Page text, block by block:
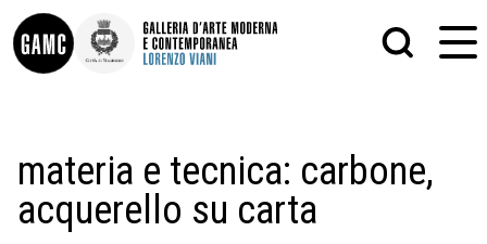
CONTATTI
DIDATTICA
SHOP
GRAFICA
PITTURA
SCULTURA
STAMPA
materia e tecnica: carbone,
acquerello su carta